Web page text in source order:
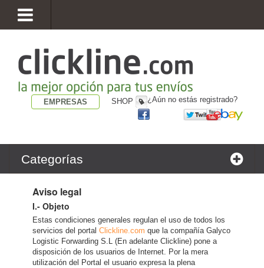
EMPRESAS SHOP ¿Aún no estás registrado?
Categorías
Aviso legal
I.- Objeto
Estas condiciones generales regulan el uso de todos los
servicios del portal Clickline.com que la compañía Galyco
Logistic Forwarding S.L (En adelante Clickline) pone a
disposición de los usuarios de Internet. Por la mera
utilización del Portal el usuario expresa la plena